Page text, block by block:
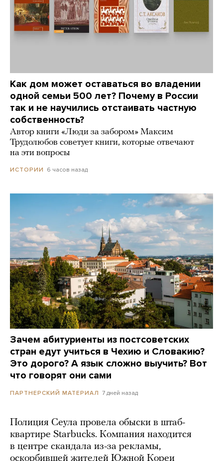
Как дом может оставаться во владении
одной семьи 500 лет? Почему в России
так и не научились отстаивать частную
собственность?
Автор книги «Люди за забором» Максим
Трудолюбов советует книги, которые отвечают
на эти вопросы
ИСТОРИИ 6 часов назад
Зачем абитуриенты из постсоветских
стран едут учиться в Чехию и Словакию?
Это дорого? А язык сложно выучить? Вот
что говорят они сами
ПАРТНЕРСКИЙ МАТЕРИАЛ 7 дней назад
Полиция Сеула провела обыски в штаб-
квартире Starbucks. Компания находится
в центре скандала из-за рекламы,
оскорбившей жителей Южной Кореи